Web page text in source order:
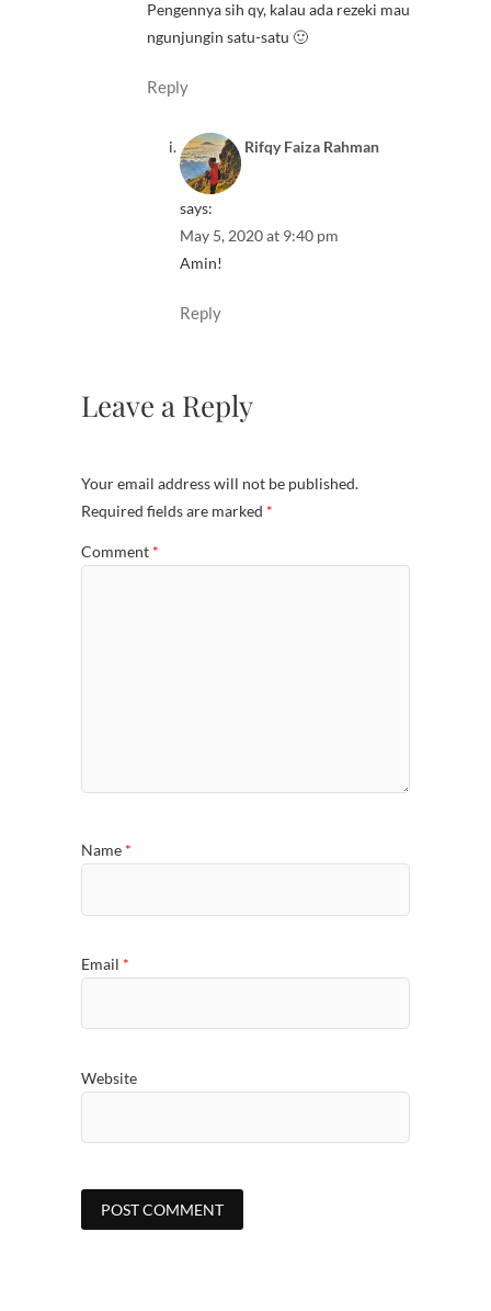
Pengennya sih qy, kalau ada rezeki mau
ngunjungin satu-satu 🙂
Reply
Rifqy Faiza Rahman
says:
May 5, 2020 at 9:40 pm
Amin!
Reply
Leave a Reply
Your email address will not be published.
Required fields are marked *
Comment *
Name *
Email *
Website